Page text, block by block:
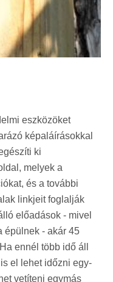
eszközöket
képaláírásokkal
ki
melyek a
és a további
linkjeit foglalják
előadások - mivel
épülnek - akár 45
ennél több idő áll
el lehet időzni egy-
vetíteni egymás